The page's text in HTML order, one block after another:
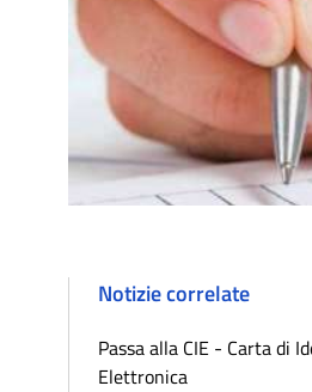
Notizie correlate
Passa alla CIE - Carta di
Elettronica